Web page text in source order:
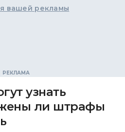
вашей рекламы
узнать
ли штрафы